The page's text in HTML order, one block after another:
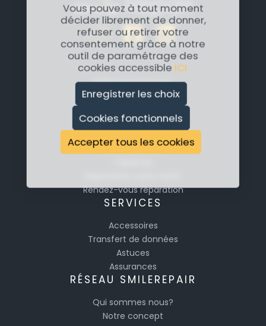
Vous pouvez à tout moment
décider librement de donner,
refuser ou retirer votre
consentement grâce à notre
outil de paramétrage des
cookies accessible ICI.
Enregistrer les choix
Cookies fonctionnels
Accepter tous les cookies
RÉPARATION
Réparation Samsung
Réparation Huawei
Smartphones
Rendez-vous réparation
SERVICES
Accessoires
Transfert de données
Astuces
Assurances
RÉSEAU SMILEREPAIR
Qui sommes nous?
Notre concept